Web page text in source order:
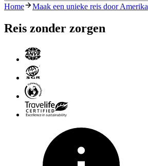
Home Maak een unieke reis door Amerika
Reis zonder zorgen